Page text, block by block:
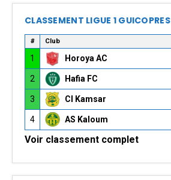
CLASSEMENT LIGUE 1 GUICOPRES
# Club
1 Horoya AC
2 Hafia FC
3 CI Kamsar
4 AS Kaloum
Voir classement complet